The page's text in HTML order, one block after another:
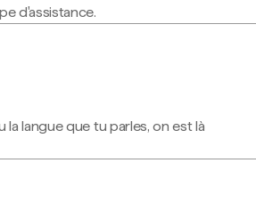
d'assistance.
la langue que tu parles, on est là